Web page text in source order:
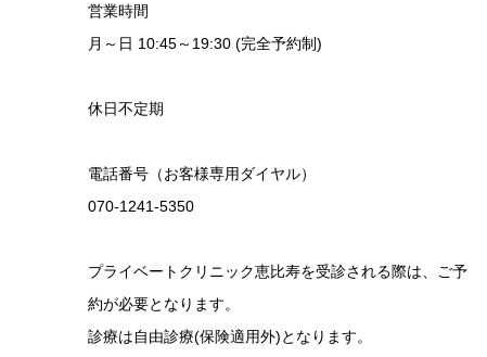
営業時間
月～日 10:45～19:30 (完全予約制)
休日不定期
電話番号（お客様専用ダイヤル）
070-1241-5350
プライベートクリニック恵比寿を受診される際は、ご予
約が必要となります。
診療は自由診療(保険適用外)となります。